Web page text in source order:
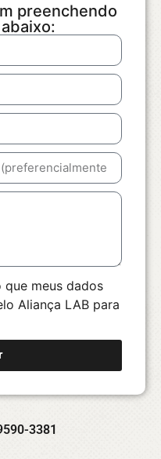
preenchendo
meus dados
Aliança LAB para
3381